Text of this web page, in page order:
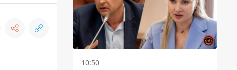
10:50